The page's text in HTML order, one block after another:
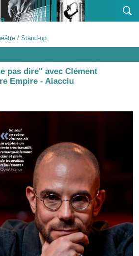
/ Stand-up
pas dire" avec Clément
Empire - Aiacciu